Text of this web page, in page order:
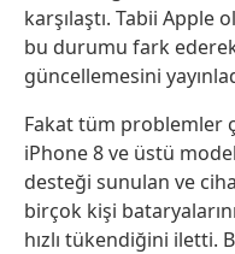
karşılaştı. Tabii Apple
bu durumu fark
güncellemesini
Fakat tüm problemler
iPhone 8 ve üstü
desteği sunulan ve
birçok kişi
hızlı tükendiğini iletti.